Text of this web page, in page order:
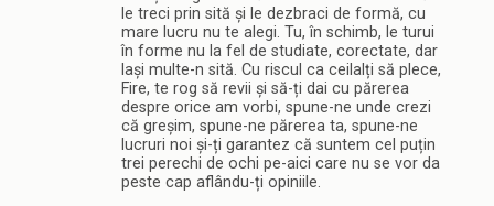
le treci prin sită și le dezbraci de formă, cu
mare lucru nu te alegi. Tu, în schimb, le turui
în forme nu la fel de studiate, corectate, dar
lași multe-n sită. Cu riscul ca ceilalți să plece,
Fire, te rog să revii și să-ți dai cu părerea
despre orice am vorbi, spune-ne unde crezi
că greșim, spune-ne părerea ta, spune-ne
lucruri noi și-ți garantez că suntem cel puțin
trei perechi de ochi pe-aici care nu se vor da
peste cap aflându-ți opiniile.